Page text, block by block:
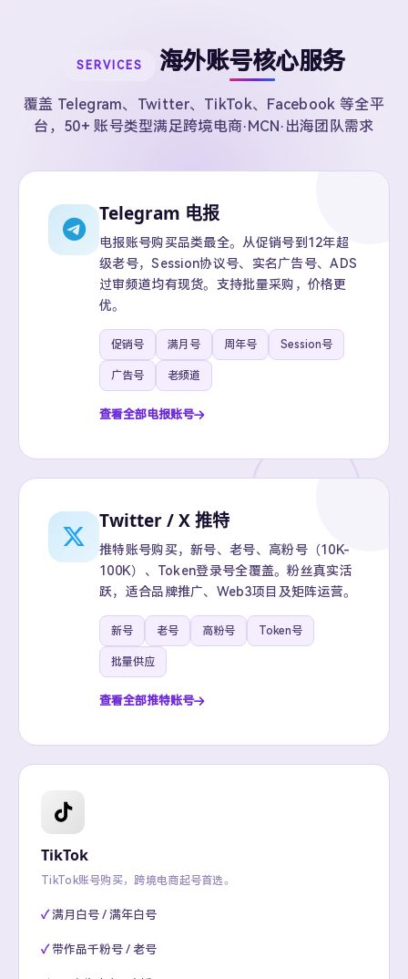
SERVICES 海外账号核心服务
覆盖 Telegram、Twitter、TikTok、Facebook 等全平
台，50+ 账号类型满足跨境电商·MCN·出海团队需求
Telegram 电报
电报账号购买品类最全。从促销号到12年超
级老号，Session协议号、实名广告号、ADS
过审频道均有现货。支持批量采购，价格更
优。
促销号 满月号 周年号 Session号
广告号 老频道
查看全部电报账号
Twitter / X 推特
推特账号购买，新号、老号、高粉号（10K-
100K）、Token登录号全覆盖。粉丝真实活
跃，适合品牌推广、Web3项目及矩阵运营。
新号 老号 高粉号 Token号
批量供应
查看全部推特账号
TikTok
TikTok账号购买，跨境电商起号首选。
满月白号 / 满年白号
带作品千粉号 / 老号